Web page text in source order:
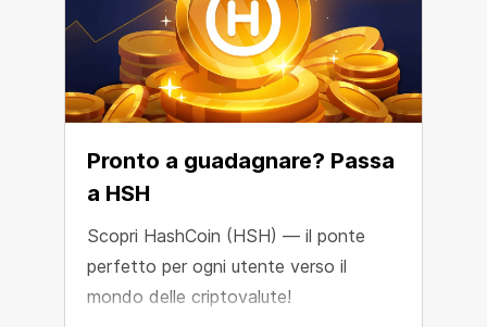
Pronto a guadagnare? Passa
a HSH
Scopri HashCoin (HSH) — il ponte
perfetto per ogni utente verso il
mondo delle criptovalute!